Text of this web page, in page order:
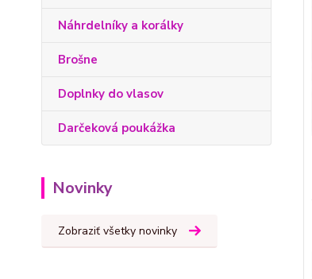
Náhrdelníky a korálky
Brošne
Doplnky do vlasov
Darčeková poukážka
Novinky
Zobraziť všetky novinky